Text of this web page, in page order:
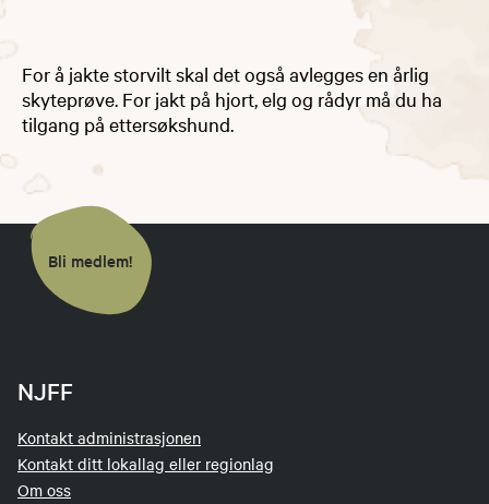
For å jakte storvilt skal det også avlegges en årlig
skyteprøve. For jakt på hjort, elg og rådyr må du ha
tilgang på ettersøkshund.
Bli medlem!
NJFF
Kontakt administrasjonen
Kontakt ditt lokallag eller regionlag
Om oss